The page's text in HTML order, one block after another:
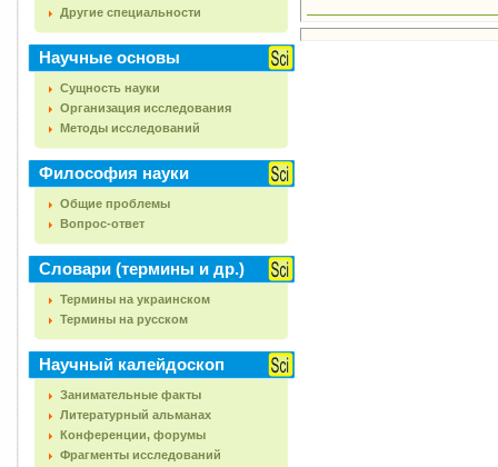
Другие специальности
Научные основы
Сущность науки
Организация исследования
Методы исследований
Философия науки
Общие проблемы
Вопрос-ответ
Словари (термины и др.)
Термины на украинском
Термины на русском
Научный калейдоскоп
Занимательные факты
Литературный альманах
Конференции, форумы
Фрагменты исследований